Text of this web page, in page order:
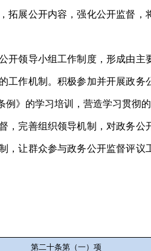
拓展公开内容，强化公开监督，
开领导小组工作制度，形成由
工作机制。积极参加并开展政务
》的学习培训，营造学习贯彻的
，完善组织领导机制，对政务
，让群众参与政务公开监督评议
第二十条第（一）项